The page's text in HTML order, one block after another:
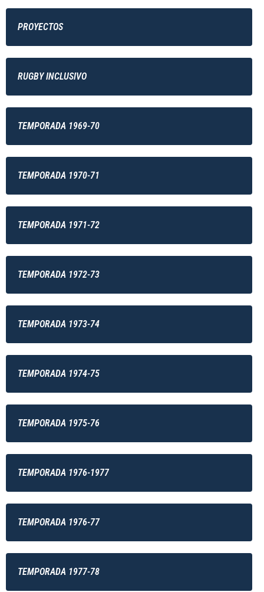
PROYECTOS
RUGBY INCLUSIVO
TEMPORADA 1969-70
TEMPORADA 1970-71
TEMPORADA 1971-72
TEMPORADA 1972-73
TEMPORADA 1973-74
TEMPORADA 1974-75
TEMPORADA 1975-76
TEMPORADA 1976-1977
TEMPORADA 1976-77
TEMPORADA 1977-78